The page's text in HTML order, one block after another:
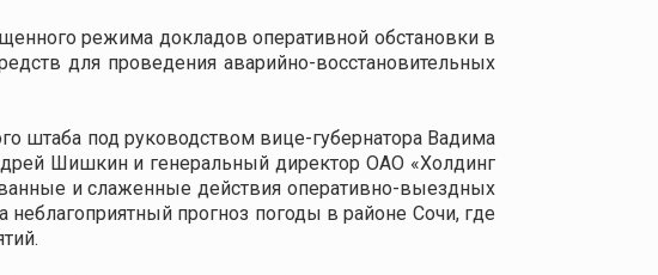
режима докладов оперативной обстановки в
для проведения аварийно-восстановительных
штаба под руководством вице-губернатора Вадима
Шишкин и генеральный директор ОАО «Холдинг
и слаженные действия оперативно-выездных
прогноз погоды в районе Сочи, где